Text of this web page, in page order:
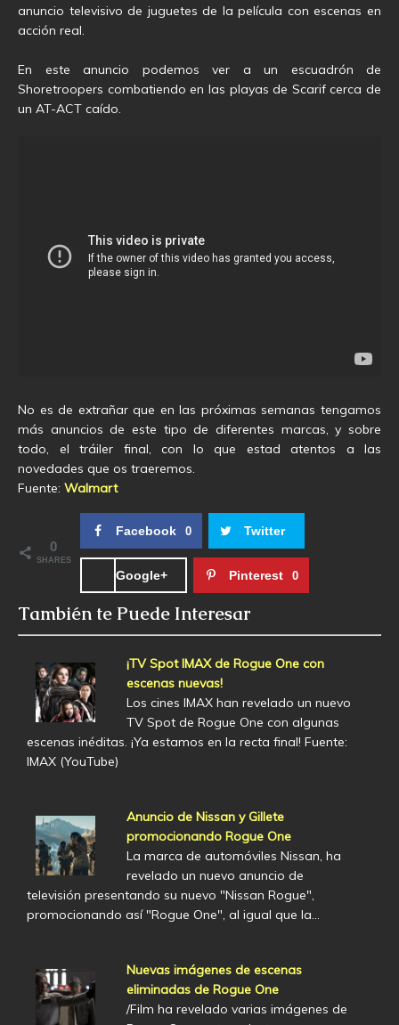
anuncio televisivo de juguetes de la película con escenas en
acción real.
En este anuncio podemos ver a un escuadrón de
Shoretroopers combatiendo en las playas de Scarif cerca de
un AT-ACT caído.
No es de extrañar que en las próximas semanas tengamos
más anuncios de este tipo de diferentes marcas, y sobre
todo, el tráiler final, con lo que estad atentos a las
novedades que os traeremos.
Fuente: Walmart
0
SHARES
Facebook 0 Twitter
Google+ Pinterest 0
También te Puede Interesar
¡TV Spot IMAX de Rogue One con
escenas nuevas!
Los cines IMAX han revelado un nuevo
TV Spot de Rogue One con algunas
escenas inéditas. ¡Ya estamos en la recta final! Fuente:
IMAX (YouTube)
Anuncio de Nissan y Gillete
promocionando Rogue One
La marca de automóviles Nissan, ha
revelado un nuevo anuncio de
televisión presentando su nuevo "Nissan Rogue",
promocionando así "Rogue One", al igual que la…
Nuevas imágenes de escenas
eliminadas de Rogue One
/Film ha revelado varias imágenes de